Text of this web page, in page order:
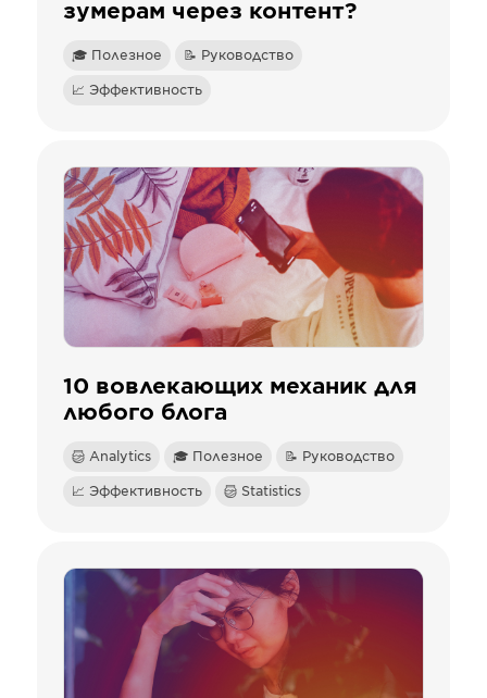
зумерам через контент?
🎓 Полезное 📝 Руководство
📈 Эффективность
10 вовлекающих механик для
любого блога
Analytics 🎓 Полезное 📝 Руководство
📈 Эффективность Statistics